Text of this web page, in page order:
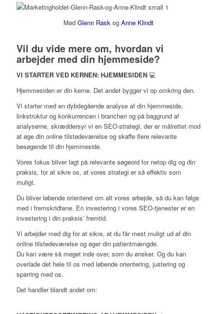
Mød Glenn Raskog Anne Klindt
Vil du vide mere om, hvordan vi
arbejder med din hjemmeside?
VI STARTER VED KERNEN: HJEMMESIDEN 💻
Hjemmesiden er din kerne. Det andet bygger vi op omkring den.
Vi starter med en dybdegående analyse af din hjemmeside,
linkstruktur og konkurrencen i branchen og på baggrund af
analyserne, skræddersyr vi en SEO-strategi, der er målrettet mod
at øge din online tilstedeværelse og skaffe flere relevante
besøgende til din hjemmeside.
Vores fokus bliver lagt på relevante søgeord for netop dig og din
praksis, for at sikre os, at vores strategi er så effektiv som
muligt.
Du bliver løbende orienteret om alt vores arbejde, så du kan følge
med i fremskridtene. En investering i vores SEO-tjenester er en
investering i din praksis’ fremtid.
Vi arbejder med dig for at sikre, at du får mest muligt ud af din
online tilstedeværelse og øger din patientmængde.
Du kan være så meget inde over, som du ønsker. Og du kan
overlade det hele til os med løbende orientering, justering og
sparring med os.
Det handler blandt andet om: